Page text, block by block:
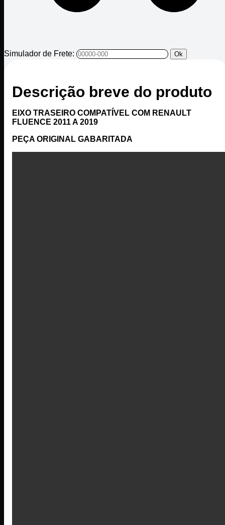
Simulador de Frete: Ok
Descrição breve do produto
EIXO TRASEIRO COMPATÍVEL COM RENAULT
FLUENCE 2011 A 2019
PEÇA ORIGINAL GABARITADA